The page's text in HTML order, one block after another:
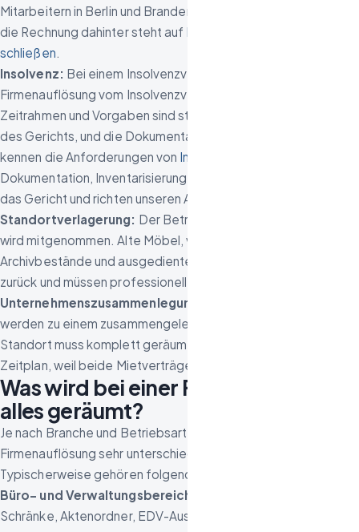
Mitarbeitern in Berlin und Brandenburg deshalb auch selbst;
die Rechnung dahinter steht auf Betrieb verkaufen statt
schließen.
Insolvenz: Bei einem Insolvenzverfahren wird die
Firmenauflösung vom Insolvenzverwalter gesteuert.
Zeitrahmen und Vorgaben sind strenger – es gelten Fristen
des Gerichts, und die Dokumentation muss lückenlos sein. Wir
kennen die Anforderungen von Insolvenzverwaltern
Dokumentation, Inventarisierung und Verwertungsberichte für
das Gericht und richten unseren Ablauf darauf aus.
Standortverlagerung: Der Betrieb zieht um, aber nicht alles
wird mitgenommen. Alte Möbel, veraltete Maschinen,
Archivbestände und ausgedientes Lagermaterial bleiben
zurück und müssen professionell entsorgt werden.
Unternehmenszusammenlegung (Fusion):
werden zu einem zusammengelegt. Der aufgegebene
Standort muss komplett geräumt werden – oft unter engem
Zeitplan, weil beide Mietverträge parallel laufen.
Was wird bei einer Firmenauflösung
alles geräumt?
Je nach Branche und Betriebsart umfasst eine
Firmenauflösung sehr unterschiedliche Bestandteile.
Typischerweise gehören folgende Bereiche dazu:
Büro- und Verwaltungsbereiche:
Schränke, Aktenordner, EDV-Ausstattung, Serverräume,